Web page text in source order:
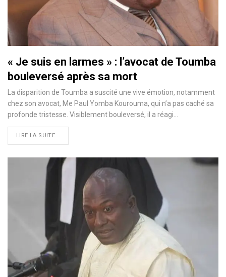
« Je suis en larmes » : l’avocat de Toumba
bouleversé après sa mort
La disparition de Toumba a suscité une vive émotion, notamment
chez son avocat, Me Paul Yomba Kourouma, qui n’a pas caché sa
profonde tristesse. Visiblement bouleversé, il a réagi…
LIRE LA SUITE...